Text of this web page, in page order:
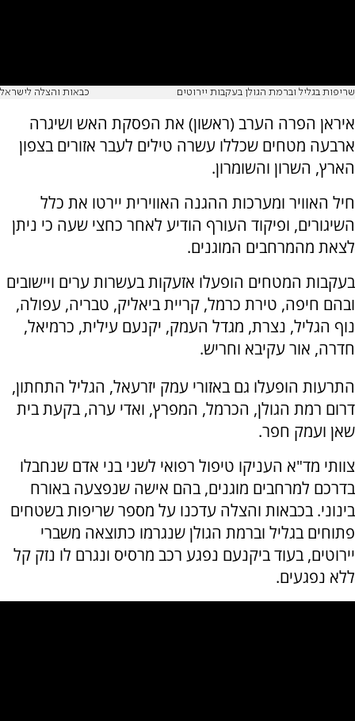
שריפות בגליל וברמת הגולן בעקבות יירוטים כבאות והצלה לישראל
איראן הפרה הערב (ראשון) את הפסקת האש ושיגרה
ארבעה מטחים שכללו עשרה טילים לעבר אזורים בצפון
הארץ, השרון והשומרון.
חיל האוויר ומערכות ההגנה האווירית יירטו את כלל
השיגורים, ופיקוד העורף הודיע לאחר כחצי שעה כי ניתן
לצאת מהמרחבים המוגנים.
בעקבות המטחים הופעלו אזעקות בעשרות ערים ויישובים
ובהם חיפה, טירת כרמל, קריית ביאליק, טבריה, עפולה,
נוף הגליל, נצרת, מגדל העמק, יקנעם עילית, כרמיאל,
חדרה, אור עקיבא וחריש.
התרעות הופעלו גם באזורי עמק יזרעאל, הגליל התחתון,
דרום רמת הגולן, הכרמל, המפרץ, ואדי ערה, בקעת בית
שאן ועמק חפר.
צוותי מד"א העניקו טיפול רפואי לשני בני אדם שנחבלו
בדרכם למרחבים מוגנים, בהם אישה שנפצעה באורח
בינוני. בכבאות והצלה עדכנו על מספר שריפות בשטחים
פתוחים בגליל וברמת הגולן שנגרמו כתוצאה משברי
יירוטים, בעוד ביקנעם נפגע רכב מרסיס ונגרם לו נזק קל
ללא נפגעים.